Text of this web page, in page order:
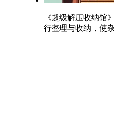
《超级解压收纳馆
行整理与收纳，使